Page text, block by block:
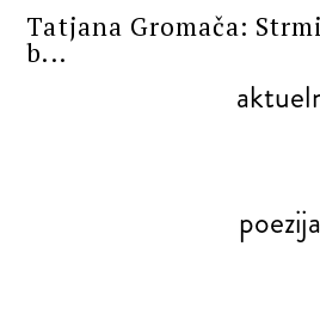
Tatjana Gromača:
b...
poezija